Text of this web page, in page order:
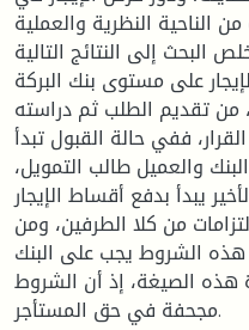
الناحية النظرية والعملية.
البحث إلى النتائج التالية:
على مستوى بنك البركة
من تقديم الطلب ثم دراسته
ففي حالة القبول تبدأ
والعميل طالب التمويل،
يبدأ بدفع أقساط الإيجار.
من كلا الطرفين، ومن
الشروط يجب على البنك
هذه الصيغة، إذ أن الشروط
مجحفة في حق المستأجر.